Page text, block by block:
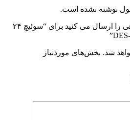
نوشته نشده است.
اولین نفری باشید که دیدگاهی را ارسال می کنید برای “سوئیچ ۲۴
شد. بخش‌های موردنیاز